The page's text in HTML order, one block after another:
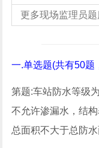
更多现场监理员题
一.单选题(共有50题
第题:车站防水等级
不允许渗漏水，结
总面积不大于总防